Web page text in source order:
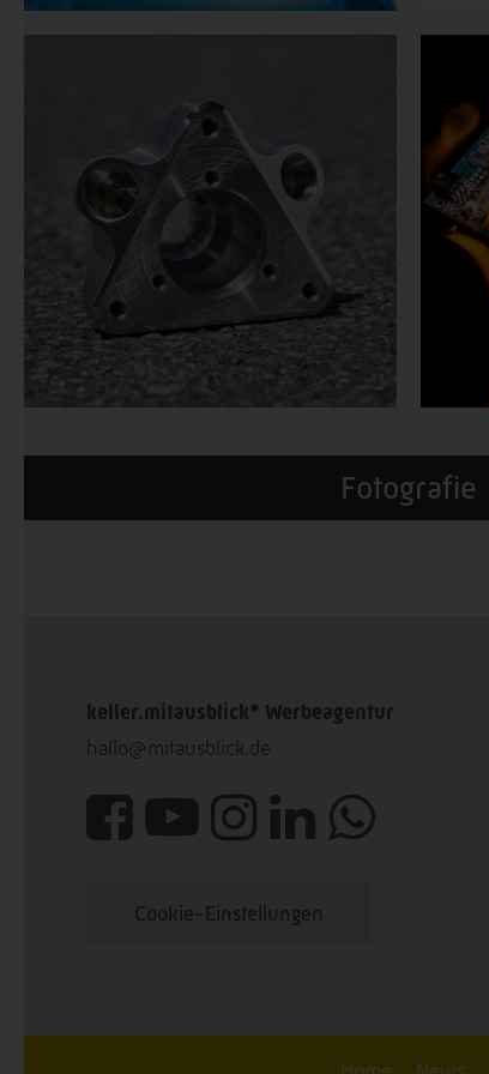
Fotografie
keller.mitausblick* Werbeagentur
hallo@mitausblick.de
Cookie-Einstellungen